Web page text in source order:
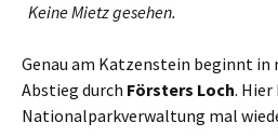
Keine Mietz gesehen.
Genau am Katzenstein beginnt
Abstieg durch Försters Loch. Hier
Nationalparkverwaltung mal